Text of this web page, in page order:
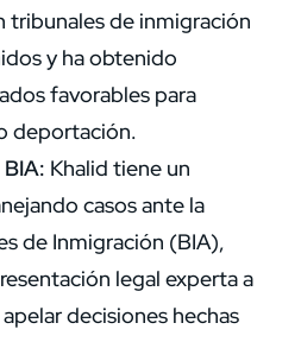
tribunales de inmigración
y ha obtenido
favorables para
deportación.
Khalid tiene un
casos ante la
de Inmigración (BIA),
legal experta a
decisiones hechas